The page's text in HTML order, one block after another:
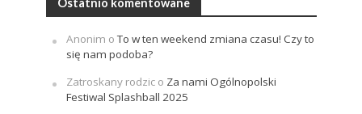
Anonim oTo w ten weekend zmiana czasu! Czy to
się nam podoba?
Zatroskany rodzico Za nami Ogólnopolski
Festiwal Splashball 2025